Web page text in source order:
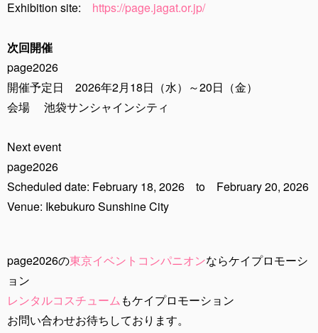
Exhibition site: https://page.jagat.or.jp/
次回開催
page2026
開催予定日 2026年2月18日（水）～20日（金）
会場 池袋サンシャインシティ
Next event
page2026
Scheduled date: February 18, 2026 to February 20, 2026
Venue: Ikebukuro Sunshine City
page2026の東京イベントコンパニオンならケイプロモーシ
ョン
レンタルコスチュームもケイプロモーション
お問い合わせお待ちしております。